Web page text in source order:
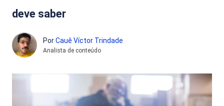
deve saber
PorCauê Víctor Trindade
Analista de conteúdo